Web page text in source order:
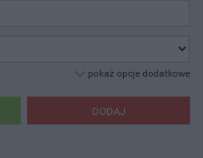
pokaż opcje dodatkowe
DODAJ